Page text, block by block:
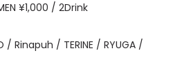
¥1,000 / 2Drink
/ Rinapuh / TERINE / RYUGA /